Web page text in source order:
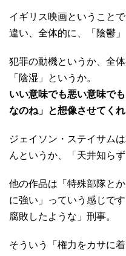
イギリス映画ということ
違い、全体的に、「陰鬱
犯罪の動機というか、全
「陰湿」というか。
いい意味でも悪い意味で
なのね」と想像させてくれ
ジェイソン・ステイサム
んというか、「天井知ら
他の作品は「特殊部隊と
に強い」っていう感じで
腐敗したような」刑事。
そういう「権力をカサに着